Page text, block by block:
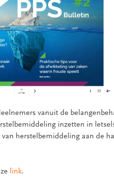
vanuit de
inzetten in
herstelbemiddeling aan de
link.